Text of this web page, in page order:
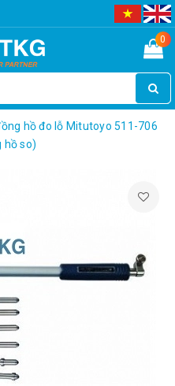
0
hồ đo lỗ Mitutoyo 511-706
hồ so)